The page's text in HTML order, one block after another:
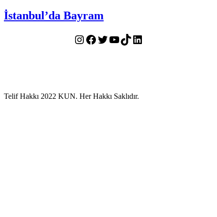
İstanbul’da Bayram
Instagram
Facebook
Twitter
YouTube
TikTokLinkedIn
Telif Hakkı 2022 KUN. Her Hakkı Saklıdır.